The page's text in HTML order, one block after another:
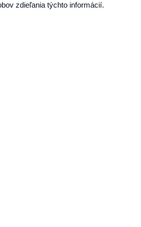
zdieľania týchto informácií.